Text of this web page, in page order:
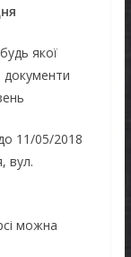
якої
документи
11/05/2018
вул.
можна